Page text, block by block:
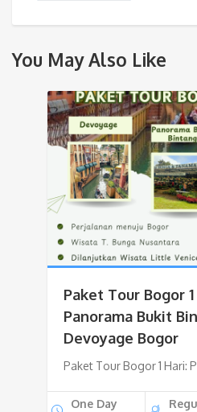
You May Also Like
Paket Tour Bogor
Panorama Bukit
Devoyage Bogor
Paket Tour Bogor 1 Hari:
One Day